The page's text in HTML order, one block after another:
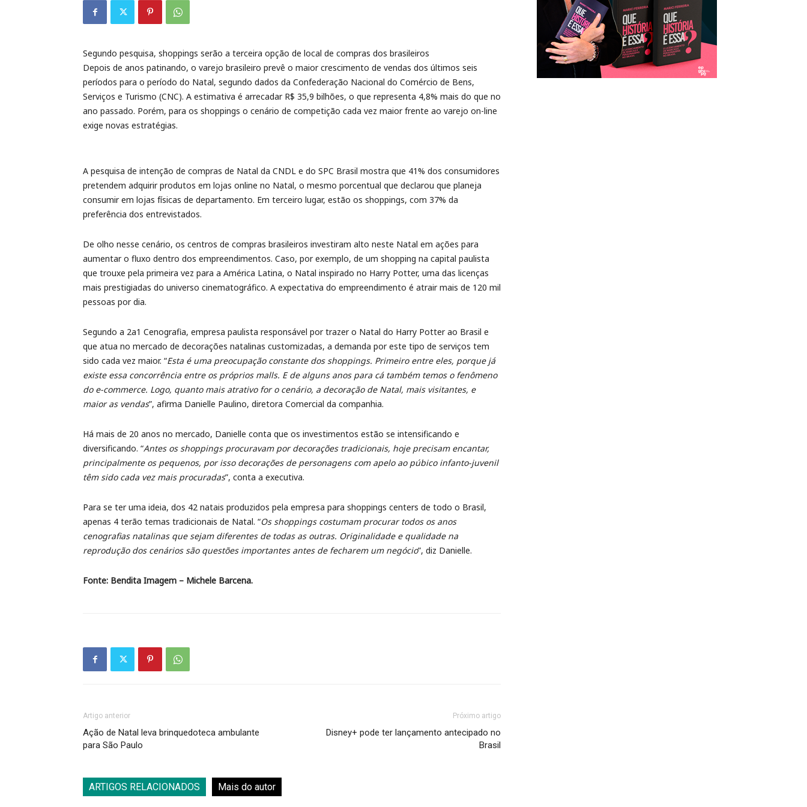
Segundo pesquisa, shoppings serão a terceira opção de local de compras dos brasileiros
Depois de anos patinando, o varejo brasileiro prevê o maior crescimento de vendas dos últimos seis
períodos para o período do Natal, segundo dados da Confederação Nacional do Comércio de Bens,
Serviços e Turismo (CNC). A estimativa é arrecadar R$ 35,9 bilhões, o que representa 4,8% mais do que no
ano passado. Porém, para os shoppings o cenário de competição cada vez maior frente ao varejo on-line
exige novas estratégias.
A pesquisa de intenção de compras de Natal da CNDL e do SPC Brasil mostra que 41% dos consumidores
pretendem adquirir produtos em lojas online no Natal, o mesmo porcentual que declarou que planeja
consumir em lojas físicas de departamento. Em terceiro lugar, estão os shoppings, com 37% da
preferência dos entrevistados.
De olho nesse cenário, os centros de compras brasileiros investiram alto neste Natal em ações para
aumentar o fluxo dentro dos empreendimentos. Caso, por exemplo, de um shopping na capital paulista
que trouxe pela primeira vez para a América Latina, o Natal inspirado no Harry Potter, uma das licenças
mais prestigiadas do universo cinematográfico. A expectativa do empreendimento é atrair mais de 120 mil
pessoas por dia.
Segundo a 2a1 Cenografia, empresa paulista responsável por trazer o Natal do Harry Potter ao Brasil e
que atua no mercado de decorações natalinas customizadas, a demanda por este tipo de serviços tem
sido cada vez maior. “Esta é uma preocupação constante dos shoppings. Primeiro entre eles, porque já
existe essa concorrência entre os próprios malls. E de alguns anos para cá também temos o fenômeno
do e-commerce. Logo, quanto mais atrativo for o cenário, a decoração de Natal, mais visitantes, e
maior as vendas”, afirma Danielle Paulino, diretora Comercial da companhia.
Há mais de 20 anos no mercado, Danielle conta que os investimentos estão se intensificando e
diversificando. “Antes os shoppings procuravam por decorações tradicionais, hoje precisam encantar,
principalmente os pequenos, por isso decorações de personagens com apelo ao púbico infanto-juvenil
têm sido cada vez mais procuradas”, conta a executiva.
Para se ter uma ideia, dos 42 natais produzidos pela empresa para shoppings centers de todo o Brasil,
apenas 4 terão temas tradicionais de Natal. “Os shoppings costumam procurar todos os anos
cenografias natalinas que sejam diferentes de todas as outras. Originalidade e qualidade na
reprodução dos cenários são questões importantes antes de fecharem um negócio”, diz Danielle.
Fonte: Bendita Imagem – Michele Barcena.
Artigo anterior
Ação de Natal leva brinquedoteca ambulante
para São Paulo
Próximo artigo
Disney+ pode ter lançamento antecipado no
Brasil
ARTIGOS RELACIONADOS Mais do autor